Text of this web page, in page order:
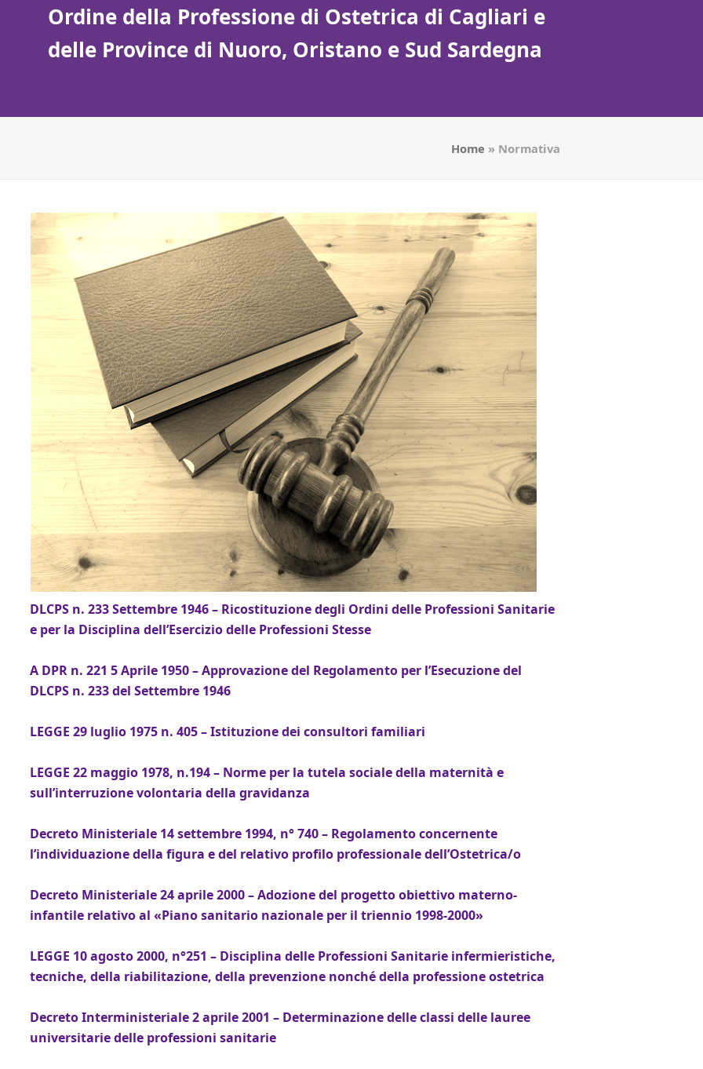
Ordine della Professione di Ostetrica di Cagliari e
delle Province di Nuoro, Oristano e Sud Sardegna
Home » Normativa
DLCPS n. 233 Settembre 1946 – Ricostituzione degli Ordini delle Professioni Sanitarie
e per la Disciplina dell’Esercizio delle Professioni Stesse
A DPR n. 221 5 Aprile 1950 – Approvazione del Regolamento per l’Esecuzione del
DLCPS n. 233 del Settembre 1946
LEGGE 29 luglio 1975 n. 405 – Istituzione dei consultori familiari
LEGGE 22 maggio 1978, n.194 – Norme per la tutela sociale della maternità e
sull’interruzione volontaria della gravidanza
Decreto Ministeriale 14 settembre 1994, n° 740 – Regolamento concernente
l’individuazione della figura e del relativo profilo professionale dell’Ostetrica/o
Decreto Ministeriale 24 aprile 2000 – Adozione del progetto obiettivo materno-
infantile relativo al «Piano sanitario nazionale per il triennio 1998-2000»
LEGGE 10 agosto 2000, n°251 – Disciplina delle Professioni Sanitarie infermieristiche,
tecniche, della riabilitazione, della prevenzione nonché della professione ostetrica
Decreto Interministeriale 2 aprile 2001 – Determinazione delle classi delle lauree
universitarie delle professioni sanitarie